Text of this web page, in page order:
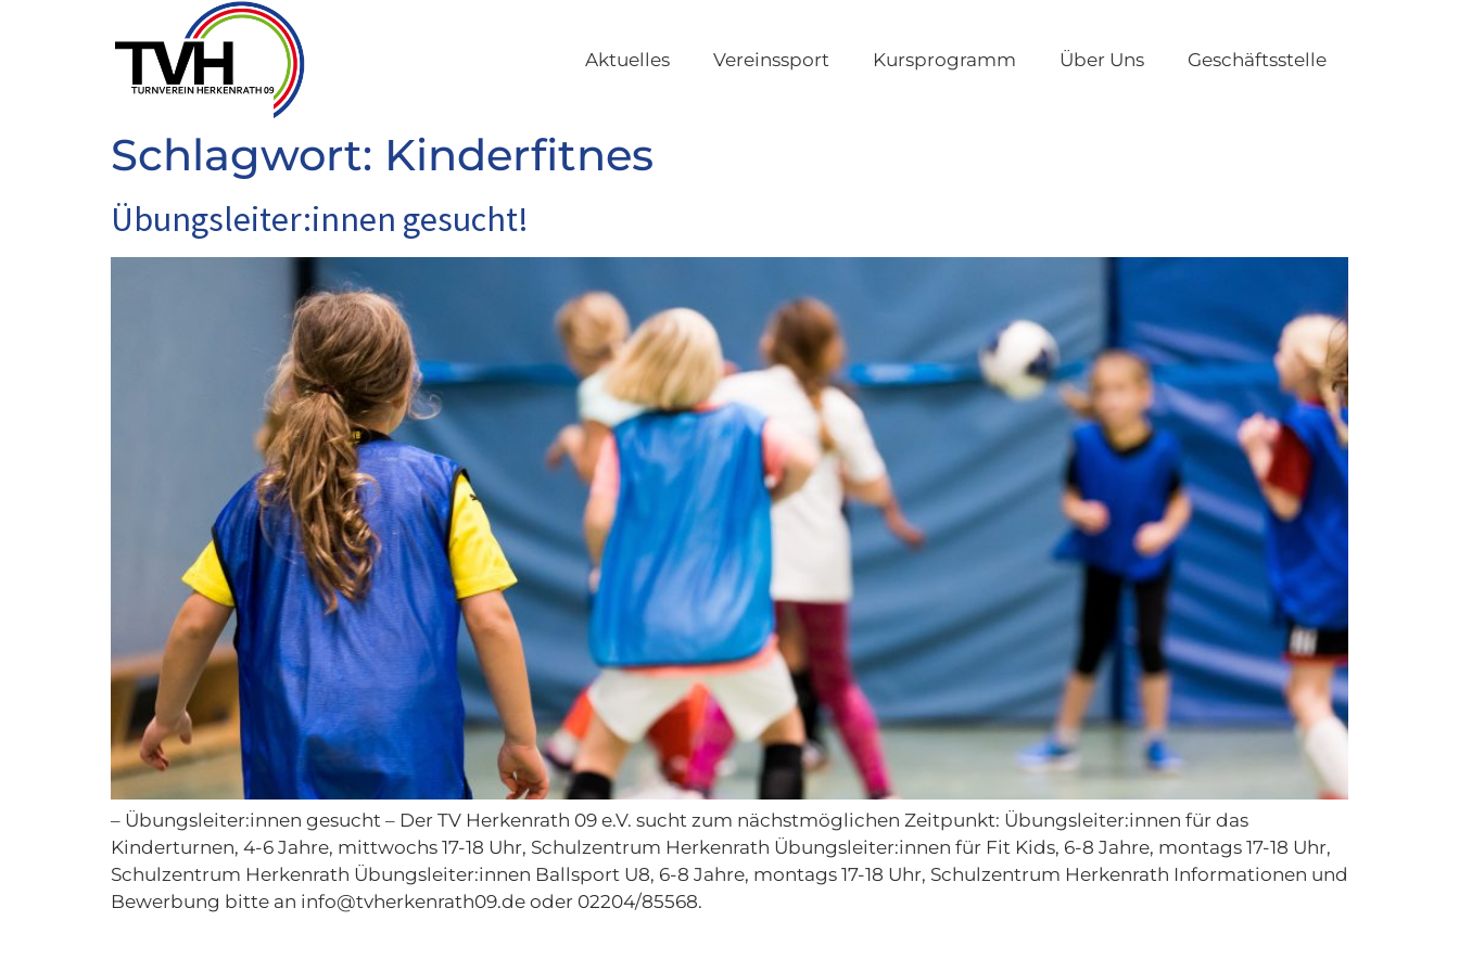
Aktuelles Vereinssport Kursprogramm Über Uns Geschäftsstelle
Schlagwort: Kinderfitnes
Übungsleiter:innen gesucht!
– Übungsleiter:innen gesucht – Der TV Herkenrath 09 e.V. sucht zum nächstmöglichen Zeitpunkt: Übungsleiter:innen für das
Kinderturnen, 4-6 Jahre, mittwochs 17-18 Uhr, Schulzentrum Herkenrath Übungsleiter:innen für Fit Kids, 6-8 Jahre, montags 17-18 Uhr,
Schulzentrum Herkenrath Übungsleiter:innen Ballsport U8, 6-8 Jahre, montags 17-18 Uhr, Schulzentrum Herkenrath Informationen und
Bewerbung bitte an info@tvherkenrath09.de oder 02204/85568.